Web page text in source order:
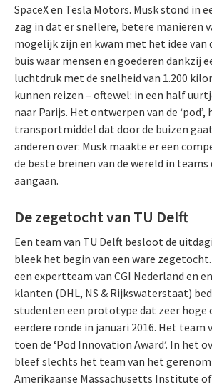
SpaceX en Tesla Motors. Musk stond in
zag in dat er snellere, betere manieren
mogelijk zijn en kwam met het idee van
buis waar mensen en goederen dankzij
luchtdruk met de snelheid van 1.200
kunnen reizen – oftewel: in een half
naar Parijs. Het ontwerpen van de ‘pod’,
transportmiddel dat door de buizen
anderen over: Musk maakte er een
de beste breinen van de wereld in
aangaan.
De zegetocht van TU Delft
Een team van TU Delft besloot de
bleek het begin van een ware
een expertteam van CGI Nederland en
klanten (DHL, NS & Rijkswaterstaat)
studenten een prototype dat zeer hoge
eerdere ronde in januari 2016. Het team
toen de ‘Pod Innovation Award’. In het
bleef slechts het team van het
Amerikaanse Massachusetts Institute